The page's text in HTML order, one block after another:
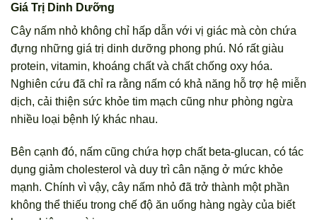
Giá Trị Dinh Dưỡng
Cây nấm nhỏ không chỉ hấp dẫn với vị giác mà còn chứa
đựng những giá trị dinh dưỡng phong phú. Nó rất giàu
protein, vitamin, khoáng chất và chất chống oxy hóa.
Nghiên cứu đã chỉ ra rằng nấm có khả năng hỗ trợ hệ miễn
dịch, cải thiện sức khỏe tim mạch cũng như phòng ngừa
nhiều loại bệnh lý khác nhau.
Bên cạnh đó, nấm cũng chứa hợp chất beta-glucan, có tác
dụng giảm cholesterol và duy trì cân nặng ở mức khỏe
mạnh. Chính vì vậy, cây nấm nhỏ đã trở thành một phần
không thể thiếu trong chế độ ăn uống hàng ngày của biết